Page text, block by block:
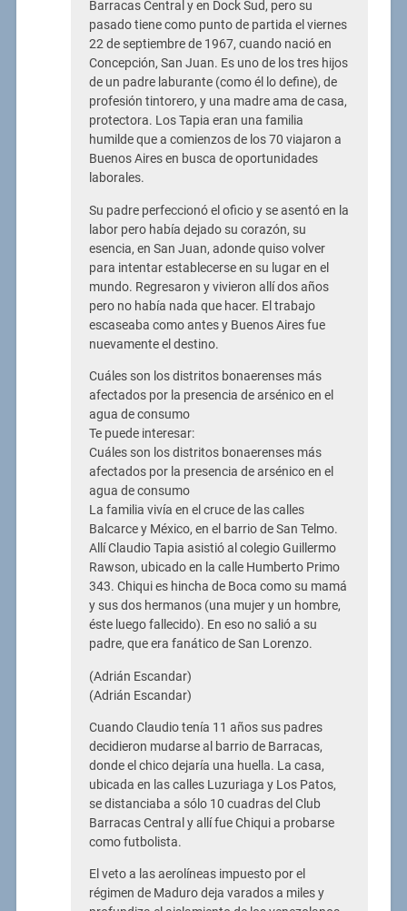
Barracas Central y en Dock Sud, pero su
pasado tiene como punto de partida el viernes
22 de septiembre de 1967, cuando nació en
Concepción, San Juan. Es uno de los tres hijos
de un padre laburante (como él lo define), de
profesión tintorero, y una madre ama de casa,
protectora. Los Tapia eran una familia
humilde que a comienzos de los 70 viajaron a
Buenos Aires en busca de oportunidades
laborales.
Su padre perfeccionó el oficio y se asentó en la
labor pero había dejado su corazón, su
esencia, en San Juan, adonde quiso volver
para intentar establecerse en su lugar en el
mundo. Regresaron y vivieron allí dos años
pero no había nada que hacer. El trabajo
escaseaba como antes y Buenos Aires fue
nuevamente el destino.
Cuáles son los distritos bonaerenses más
afectados por la presencia de arsénico en el
agua de consumo
Te puede interesar:
Cuáles son los distritos bonaerenses más
afectados por la presencia de arsénico en el
agua de consumo
La familia vivía en el cruce de las calles
Balcarce y México, en el barrio de San Telmo.
Allí Claudio Tapia asistió al colegio Guillermo
Rawson, ubicado en la calle Humberto Primo
343. Chiqui es hincha de Boca como su mamá
y sus dos hermanos (una mujer y un hombre,
éste luego fallecido). En eso no salió a su
padre, que era fanático de San Lorenzo.
(Adrián Escandar)
(Adrián Escandar)
Cuando Claudio tenía 11 años sus padres
decidieron mudarse al barrio de Barracas,
donde el chico dejaría una huella. La casa,
ubicada en las calles Luzuriaga y Los Patos,
se distanciaba a sólo 10 cuadras del Club
Barracas Central y allí fue Chiqui a probarse
como futbolista.
El veto a las aerolíneas impuesto por el
régimen de Maduro deja varados a miles y